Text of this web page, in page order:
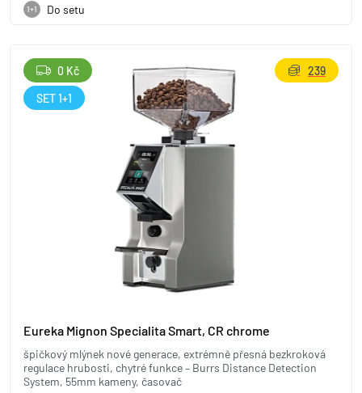
1+1 Do setu
Eureka Mignon Specialita Smart, CR chrome
špičkový mlýnek nové generace, extrémně přesná bezkroková
regulace hrubosti, chytré funkce – Burrs Distance Detection
System, 55mm kameny, časovač
0 Kč
SET 1+1
239